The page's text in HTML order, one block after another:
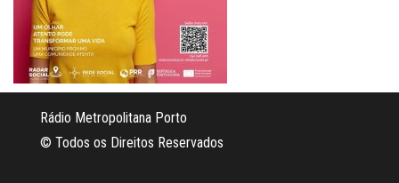
Rádio Metropolitana Porto
© Todos os Direitos Reservados